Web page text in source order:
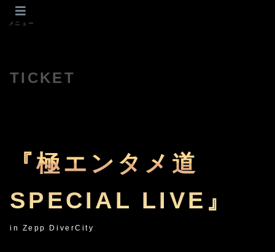
TICKET
『極エンタメ道
SPECIAL LIVE』
in Zepp DiverCity
メニュー